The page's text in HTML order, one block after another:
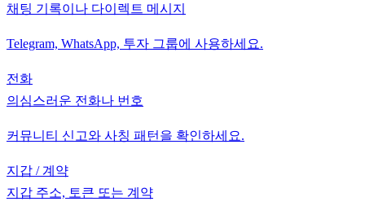
채팅 기록이나 다이렉트 메시지
Telegram, WhatsApp, 투자 그룹에 사용하세요.
전화
의심스러운 전화나 번호
커뮤니티 신고와 사칭 패턴을 확인하세요.
지갑 / 계약
지갑 주소, 토큰 또는 계약